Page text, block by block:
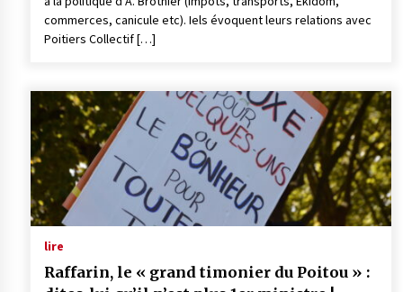
commerces, canicule etc). Iels évoquent leurs relations avec
Poitiers Collectif […]
lire
Raffarin, le « grand timonier du Poitou » :